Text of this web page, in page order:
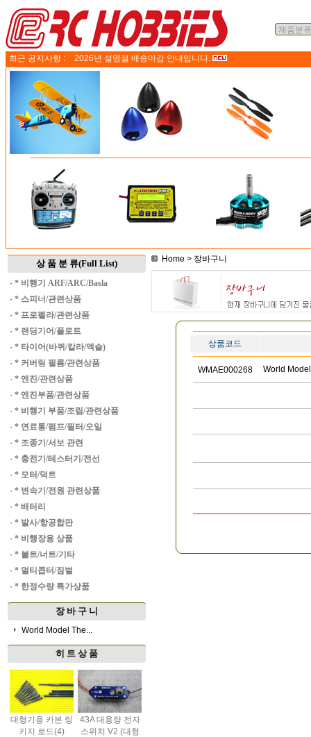
최근 공지사항 : 2026년 설명절 배송마감 안내입니다.
상 품 분 류(Full List)
· * 비행기 ARF/ARC/Basla
· * 스피너/관련상품
· * 프로펠라/관련상품
· * 랜딩기어/플로트
· * 타이어(바퀴/칼라/엑슬)
· * 커버링 필름/관련상품
· * 엔진/관련상품
· * 엔진부품/관련상품
· * 비행기 부품/조립/관련상품
· * 연료통/펌프/필터/오일
· * 조종기/서보 관련
· * 충전기/테스터기/전선
· * 모터/덕트
· * 변속기/전원 관련상품
· * 배터리
· * 발사/항공합판
· * 비행장용 상품
· * 볼트/너트/기타
· * 멀티콥터/짐벌
· * 한정수량 특가상품
장 바 구 니
World Model The...
히 트 상 품
대형기용 카본 링
키지 로드(4)
43A 대용량 전자
스위치 V2 (대형
Home > 장바구니
상품코드
WMAE000268 World